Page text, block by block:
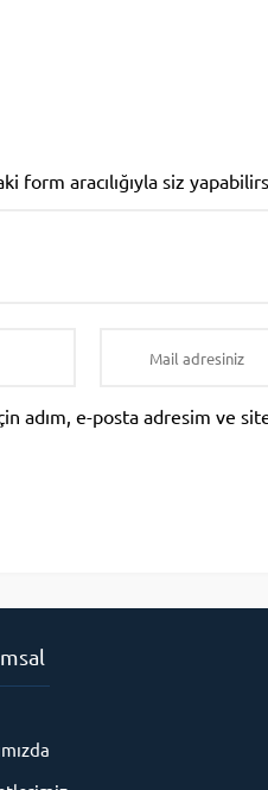
form aracılığıyla siz
adım, e-posta adresim ve